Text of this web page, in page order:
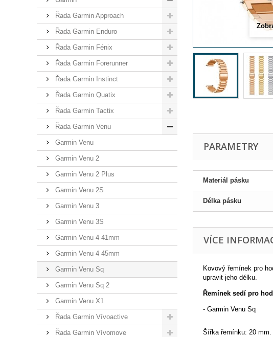
Řada Garmin Approach
Řada Garmin Enduro
Řada Garmin Fénix
Řada Garmin Forerunner
Řada Garmin Instinct
Řada Garmin Quatix
Řada Garmin Tactix
Řada Garmin Venu
Garmin Venu
Garmin Venu 2
Garmin Venu 2 Plus
Garmin Venu 2S
Garmin Venu 3
Garmin Venu 3S
Garmin Venu 4 41mm
Garmin Venu 4 45mm
Garmin Venu Sq
Garmin Venu Sq 2
Garmin Venu X1
Řada Garmin Vívoactive
Řada Garmin Vívomove
PARAMETRY
Materiál pásku
Délka pásku
VÍCE
Kovový řemínek pro
upravit jeho délku.
Řemínek sedí pro
- Garmin Venu Sq
Šířka řemínku: 20 mm.